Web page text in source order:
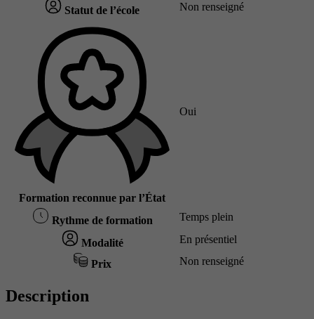
Statut de l’école Non renseigné
Formation reconnue par l’État
Oui
Rythme de formation Temps plein
Modalité En présentiel
Prix Non renseigné
Description